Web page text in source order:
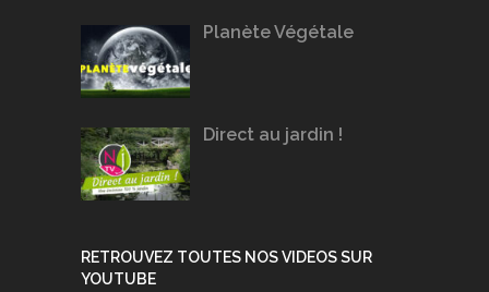
Planète Végétale
Direct au jardin !
RETROUVEZ TOUTES NOS VIDEOS SUR
YOUTUBE